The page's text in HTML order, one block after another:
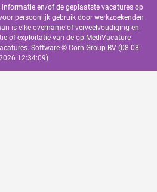
informatie en/of de geplaatste vacatures op
persoonlijk gebruik door werkzoekenden
is elke overname of verveelvoudiging en
of exploitatie van de op MediVacature
Software © Corn Group BV (08-08-
12:34:09)